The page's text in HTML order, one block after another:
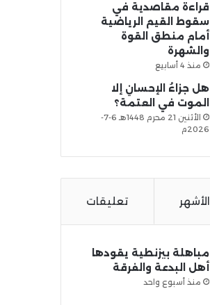
قراءة مقاصدية في
سقوط القيم الرياضية
أمام منطق القوة
والشهرة
منذ 4 أسابيع
هل جزاءُ الإحسانِ إلا
الموت في العتمة؟
الأثنين 21 محرم 1448هـ 6-7-
2026م
الأشهر تعليقات
مباهلة بيزنطية يقودها
أهل البدعة والفرقة
منذ أسبوع واحد